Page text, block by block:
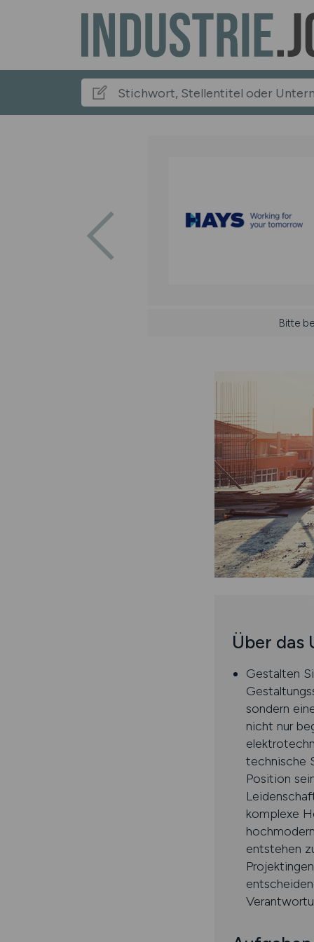
Bitte
Über das
Gestalten
sondern
nicht nur
technische
Position
komplexe
entstehen